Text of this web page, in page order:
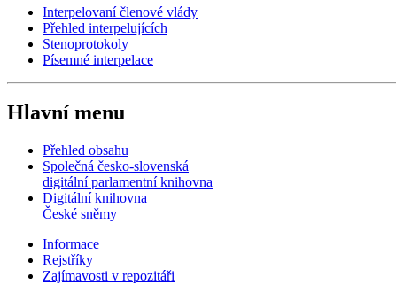
Interpelovaní členové vlády
Přehled interpelujících
Stenoprotokoly
Písemné interpelace
Hlavní menu
Přehled obsahu
Společná česko-slovenská
digitální parlamentní knihovna
Digitální knihovna
České sněmy
Informace
Rejstříky
Zajímavosti v repozitáři